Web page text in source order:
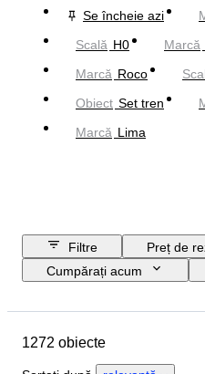
Se încheie azi
Scală H0 Marcă
Marcă Roco
Obiect Set tren
Marcă Lima
Filtre
Preț de
Cumpărați acum
Țara de Proveniență
Extra
1272 obiecte